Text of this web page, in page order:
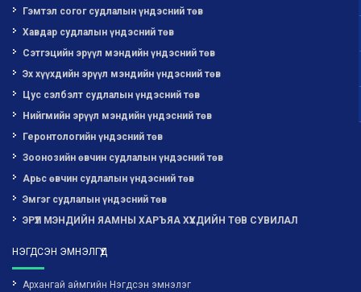
Гэмтэл согог судлалын үндэсний төв
Хавдар судлалын үндэсний төв
Сэтгэцийн эрүүл мэндийн үндэсний төв
Эх хүүхдийн эрүүл мэндийн үндэсний төв
Цус сэлбэлт судлалын үндэсний төв
Нийгмийн эрүүл мэндийн үндэсний төв
Геронтологийн үндэсний төв
Зоонозийн өвчин судлалын үндэсний төв
Арьс өвчин судлалын үндэсний төв
Эмгэг судлалын үндэсний төв
ЭРҮҮЛ МЭНДИЙН ЯАМНЫ ХАРЪЯА ХҮҮХДИЙН ТӨВ СУВИЛАЛ
НЭГДСЭН ЭМНЭЛГҮҮД
Архангай аймгийн Нэгдсэн эмнэлэг